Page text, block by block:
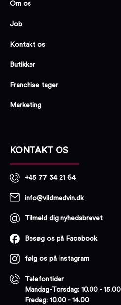
Om os
Job
Kontakt os
Butikker
Franchise tager
Marketing
KONTAKT OS
+45 77 34 21 64
info@vildmedvin.dk
Tilmeld dig nyhedsbrevet
Besøg os på Facebook
følg os på Instagram
Telefontider
Mandag-Torsdag: 10.00 - 15.00
Fredag: 10.00 - 14.00